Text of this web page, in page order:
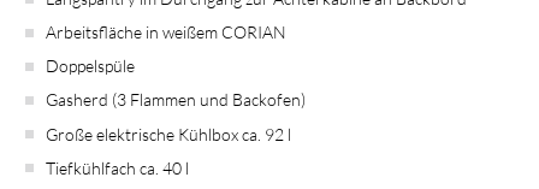
Arbeitsfläche in weißem CORIAN
Doppelspüle
Gasherd (3 Flammen und Backofen)
Große elektrische Kühlbox ca. 92 l
Tiefkühlfach ca. 40 l